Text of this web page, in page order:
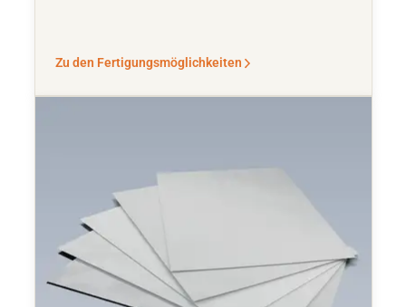
Zu den Fertigungsmöglichkeiten